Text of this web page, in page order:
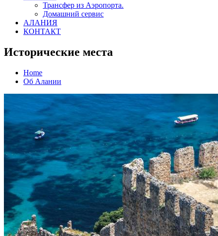
Трансфер из Аэропорта.
Домашний сервис
АЛАНИЯ
КОНТАКТ
Исторические места
Home
Об Алании